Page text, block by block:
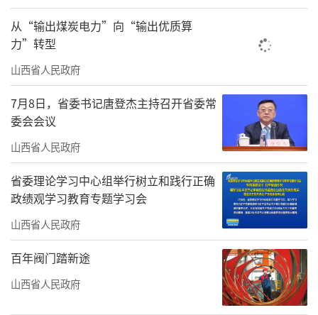
交通动脉的打通尤为引人注目。集大原高
铁建成通车，将晋北地区融入全国高铁网；瓦
日铁路重载通道能力提升，为晋煤外运增添新
通道；雄忻高铁开工建设，未来将构筑起山西
东出的又一条快捷通道……
在民生领域，投资效益同样显著。太原市
老旧小区改造项目让年过七旬的市民曲大爷感
慨不已：“住了30多年的老楼，如今外墙做了
保温、管道更新了，还加装了电梯，日子是越
过越舒心。”
消费新业态涌现，市场活力持续释放
华灯初上，太原市晋阳湖景区内，《如梦
从“输出煤炭电力”向“输出优质算
力”转型
山西省人民政府
7月8日，省委书记唐登杰主持召开省委常
委会会议
山西省人民政府
省委理论学习中心组举行树立和践行正确
政绩观学习教育专题学习会
山西省人民政府
百年阀门踏新途
山西省人民政府